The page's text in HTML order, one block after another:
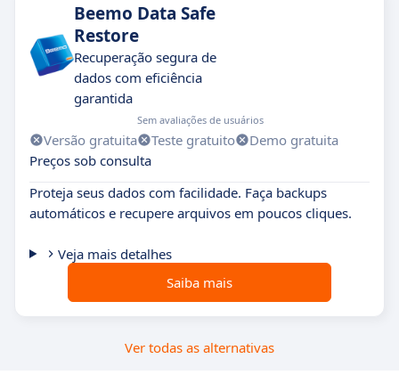
Beemo Data Safe
Restore
Recuperação segura de
dados com eficiência
garantida
Sem avaliações de usuários
Versão gratuita Teste gratuito
Demo gratuita
Preços sob consulta
Proteja seus dados com facilidade. Faça backups
automáticos e recupere arquivos em poucos cliques.
Veja mais detalhes
Saiba mais
Ver todas as alternativas